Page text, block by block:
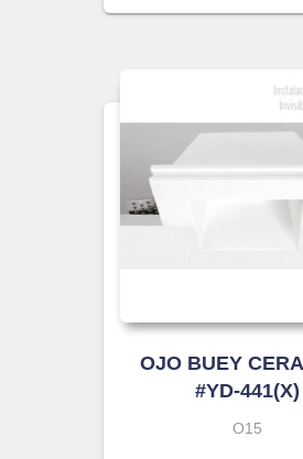
OJO BUEY
#YD-441(X)
O15